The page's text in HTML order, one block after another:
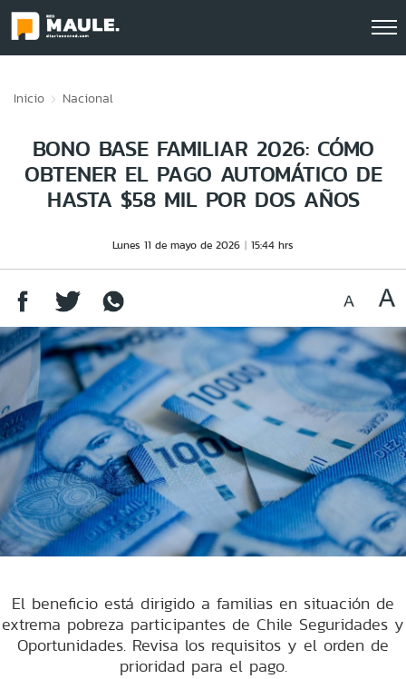
Inicio Nacional
BONO BASE FAMILIAR 2026: CÓMO
OBTENER EL PAGO AUTOMÁTICO DE
HASTA $58 MIL POR DOS AÑOS
Lunes 11 de mayo de 2026 15:44 hrs
El beneficio está dirigido a familias en situación de
extrema pobreza participantes de Chile Seguridades y
Oportunidades. Revisa los requisitos y el orden de
prioridad para el pago.